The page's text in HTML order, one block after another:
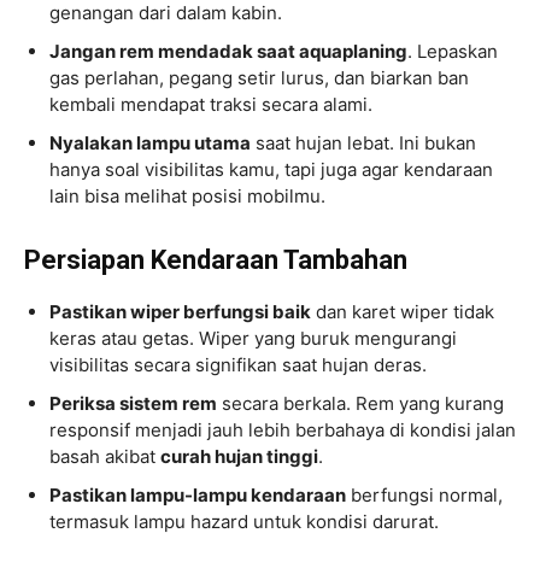
genangan dari dalam kabin.
Jangan rem mendadak saat aquaplaning. Lepaskan
gas perlahan, pegang setir lurus, dan biarkan ban
kembali mendapat traksi secara alami.
Nyalakan lampu utama saat hujan lebat. Ini bukan
hanya soal visibilitas kamu, tapi juga agar kendaraan
lain bisa melihat posisi mobilmu.
Persiapan Kendaraan Tambahan
Pastikan wiper berfungsi baik dan karet wiper tidak
keras atau getas. Wiper yang buruk mengurangi
visibilitas secara signifikan saat hujan deras.
Periksa sistem rem secara berkala. Rem yang kurang
responsif menjadi jauh lebih berbahaya di kondisi jalan
basah akibat curah hujan tinggi.
Pastikan lampu-lampu kendaraan berfungsi normal,
termasuk lampu hazard untuk kondisi darurat.